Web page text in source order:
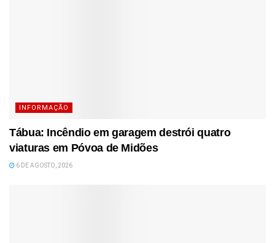
INFORMAÇÃO
Tábua: Incêndio em garagem destrói quatro
viaturas em Póvoa de Midões
6 DE AGOSTO, 2026